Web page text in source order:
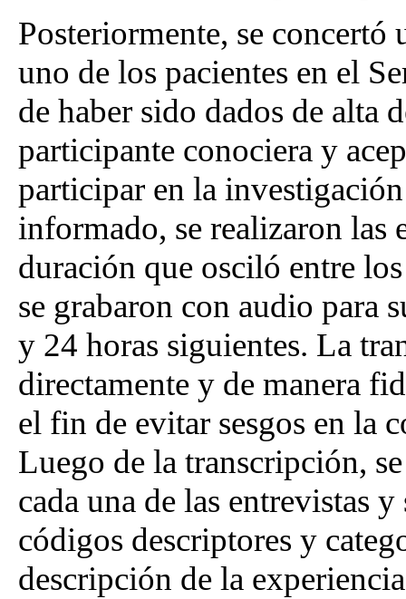
Posteriormente, se concertó
uno de los pacientes en el
de haber sido dados de alta
participante conociera y
participar en la
informado, se realizaron las
duración que osciló entre
se grabaron con audio para
y 24 horas siguientes. La
directamente y de manera
el fin de evitar sesgos en la
Luego de la transcripción,
cada una de las entrevistas
códigos descriptores y
descripción de la